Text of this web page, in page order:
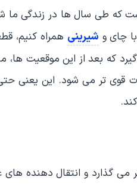
که طی سال ها در زندگی ما
چای و شیرینی همراه کنیم،
که بعد از این موقعیت ها،
قوی تر می شود. این یعنی
گذارد و انتقال دهنده های